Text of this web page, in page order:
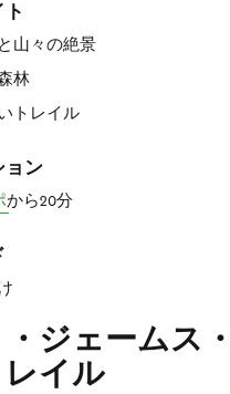
山々の絶景
林
トレイル
ョン
から20分
ジェームス
イル